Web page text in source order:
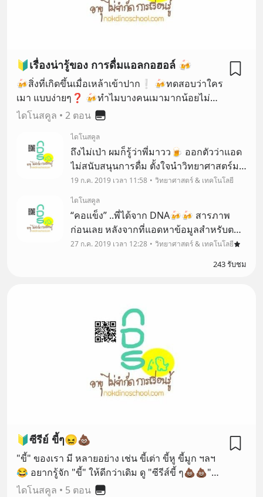
🔰เรื่องน่ารู้ของ การดื่มแอลกอฮอล์ 🍻
🍻สิ่งที่เกิดขึ้นเมื่อเหล้าเข้าปาก❕ 🍻ทดสอบว่าใคร
เมา แบบง่ายๆ❓ 🍻ทำไมบางคนเมามากน้อยไม่
เท่ากัน➰ 🔶มิใช่สนับสนุนการดื่มแอลกอฮอล์
เป็นการนำข้อเท็จจริงทางวิทยาศาสตร์มาบอกเล่า
แบบไม่เครียดเข้าใจง่ายค่ะ🔶
ไดโนสคูล • 2 ตอน
ไดโนสคูล
ถึงไม่เป่า ผมก็รู้ว่าพี่มาวว🍺 ออกตัวว่าแอด
ไม่สนับสนุนการดื่ม ตั้งใจนำวิทยาศาสตร์มา
เล่าเป็นสาระสนุก ลองพิสูจน์หรือศึกษากัน
เพิ่มเติมได้นะคะ😃
19 ก.ค. 2019 เวลา 11:58
วิทยาศาสตร์ & เทคโนโลยี
ไดโนสคูล
“คอแข็ง” ..พี่ได้จาก DNA🍻🍻 สารภาพ
ก่อนเลย หลังจากที่แอดหาข้อมูลสำหรับตอน
“ถึงไม่เป่า ผมก็รู้ว่าพี่มาวว”😜
27 ก.ค. 2019 เวลา 12:28 วิทยาศาสตร์ & เทคโนโลยี
243 รับชม
🔰ซีรีย์ ขี้ๆ😖💩
"ขี้" ของเรา มี หลายอย่าง เช่น ขี้เต่า ขี้หู ขี้มูก ฯลฯ
😂 อยากรู้จัก "ขี้" ให้ดีกว่าเดิม ดู "ซีรีส์ขี้ ๆ💩💩"
จากไดโนสคูลค่ะ 😘
ไดโนสคูล • 5 ตอน